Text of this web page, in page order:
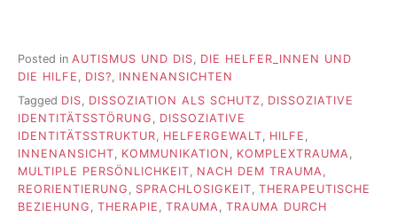
Posted in AUTISMUS UND DIS, DIE HELFER_INNEN UND
DIE HILFE , DIS?, INNENANSICHTEN
Tagged DIS DISSOZIATION ALS SCHUTZ
DISSOZIATIVE
IDENTITÄTSSTÖRUNG
DISSOZIATIVE
IDENTITÄTSSTRUKTUR
HELFERGEWALT HILFE
INNENANSICHT
KOMMUNIKATION KOMPLEXTRAUMA
MULTIPLE PERSÖNLICHKEIT
NACH DEM TRAUMA
REORIENTIERUNG
SPRACHLOSIGKEIT THERAPEUTISCHE
BEZIEHUNG
THERAPIE TRAUMA
TRAUMA DURCH